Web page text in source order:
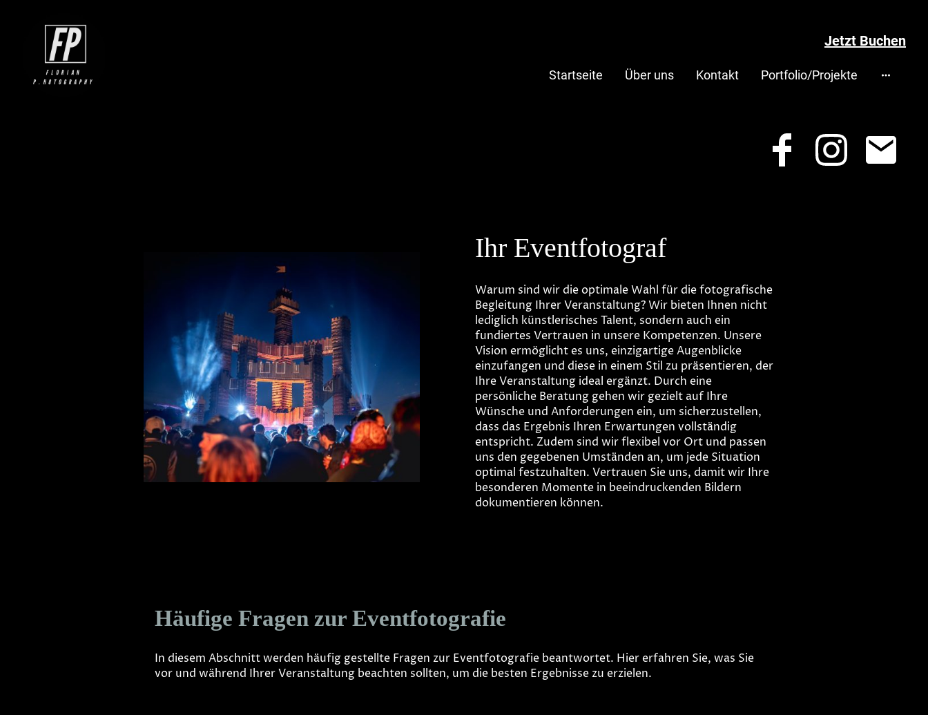
Jetzt Buchen
Startseite Über uns Kontakt Portfolio/Projekte
Ihr Eventfotograf
Warum sind wir die optimale Wahl für die fotografische
Begleitung Ihrer Veranstaltung? Wir bieten Ihnen nicht
lediglich künstlerisches Talent, sondern auch ein
fundiertes Vertrauen in unsere Kompetenzen. Unsere
Vision ermöglicht es uns, einzigartige Augenblicke
einzufangen und diese in einem Stil zu präsentieren, der
Ihre Veranstaltung ideal ergänzt. Durch eine
persönliche Beratung gehen wir gezielt auf Ihre
Wünsche und Anforderungen ein, um sicherzustellen,
dass das Ergebnis Ihren Erwartungen vollständig
entspricht. Zudem sind wir flexibel vor Ort und passen
uns den gegebenen Umständen an, um jede Situation
optimal festzuhalten. Vertrauen Sie uns, damit wir Ihre
besonderen Momente in beeindruckenden Bildern
dokumentieren können.
Häufige Fragen zur Eventfotografie
In diesem Abschnitt werden häufig gestellte Fragen zur Eventfotografie beantwortet. Hier erfahren Sie, was Sie
vor und während Ihrer Veranstaltung beachten sollten, um die besten Ergebnisse zu erzielen.